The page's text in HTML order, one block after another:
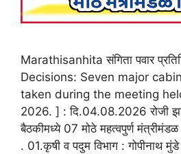
Marathisanhita संगिता पवार
Decisions: Seven major
taken during the meeting
2026. ] : दि.04.08.2026 रोजी
बैठकीमध्ये 07 मोठे महत्वपुर्ण
. 01.कृषी व पदुम विभाग : गोपीनाथ